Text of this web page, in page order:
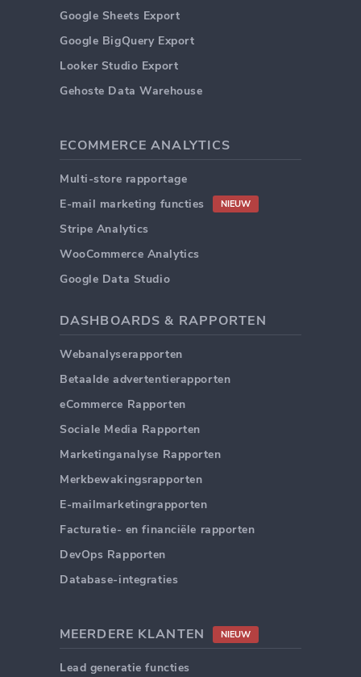
Google Sheets Export
Google BigQuery Export
Looker Studio Export
Gehoste Data Warehouse
ECOMMERCE ANALYTICS
Multi-store rapportage
E-mail marketing functies
NIEUW
Stripe Analytics
WooCommerce Analytics
Google Data Studio
DASHBOARDS & RAPPORTEN
Webanalyserapporten
Betaalde advertentierapporten
eCommerce Rapporten
Sociale Media Rapporten
Marketinganalyse Rapporten
Merkbewakingsrapporten
E-mailmarketingrapporten
Facturatie- en financiële rapporten
DevOps Rapporten
Database-integraties
MEERDERE KLANTEN NIEUW
Lead generatie functies